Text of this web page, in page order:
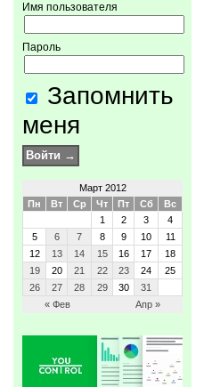
Имя пользователя
Пароль
Запомнить
меня
Март 2012
Пн
Вт Ср Чт Пт Сб Вс
« Фев Апр »
1 2 3
4
5
6 7 8 9 10
11
12
13 14 15 16 17
18
19
20 21 22 23 24
25
26
27 28 29 30 31